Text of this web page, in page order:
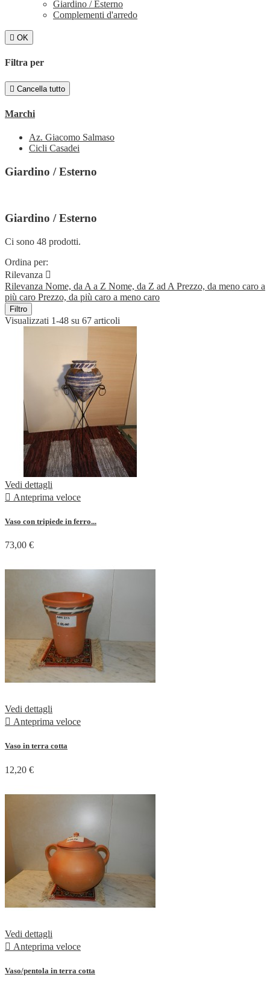
Giardino / Esterno
Complementi d'arredo
 OK
Filtra per
 Cancella tutto
Marchi
Az. Giacomo Salmaso
Cicli Casadei
Giardino / Esterno
Giardino / Esterno
Ci sono 48 prodotti.
Ordina per:
Rilevanza 
Rilevanza Nome, da A a Z Nome, da Z ad A Prezzo, da meno caro a
più caro Prezzo, da più caro a meno caro
Filtro
Visualizzati 1-48 su 67 articoli
Vedi dettagli
 Anteprima veloce
Vaso con tripiede in ferro...
73,00 €
Vedi dettagli
 Anteprima veloce
Vaso in terra cotta
12,20 €
Vedi dettagli
 Anteprima veloce
Vaso/pentola in terra cotta